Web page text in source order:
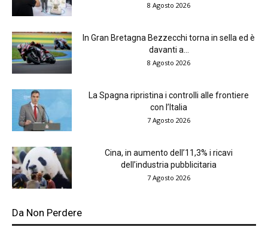
8 Agosto 2026
In Gran Bretagna Bezzecchi torna in sella ed è
davanti a...
8 Agosto 2026
La Spagna ripristina i controlli alle frontiere
con l’Italia
7 Agosto 2026
Cina, in aumento dell’11,3% i ricavi
dell’industria pubblicitaria
7 Agosto 2026
Da Non Perdere